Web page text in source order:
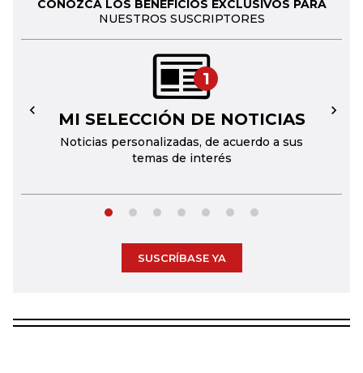
CONOZCA LOS BENEFICIOS EXCLUSIVOS PARA
NUESTROS SUSCRIPTORES
1
MI SELECCIÓN DE NOTICIAS
Noticias personalizadas, de acuerdo a sus
temas de interés
← →
SUSCRÍBASE YA